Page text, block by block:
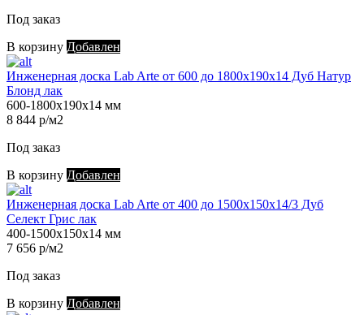
Под заказ
В корзину Добавлен
Инженерная доска Lab Arte от 600 до 1800х190х14 Дуб Натур
Блонд лак
600-1800х190х14 мм
8 844 р/м2
Под заказ
В корзину Добавлен
Инженерная доска Lab Arte от 400 до 1500х150х14/3 Дуб
Селект Грис лак
400-1500х150х14 мм
7 656 р/м2
Под заказ
В корзину Добавлен